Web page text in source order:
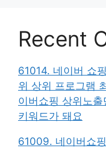
Recent
61014. 네이버 쇼
위 상위 프로그램
이버쇼핑 상위노
키워드가 돼요
61009. 네이버쇼